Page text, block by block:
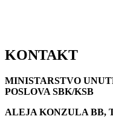
KONTAKT
MINISTARSTVO
POSLOVA SBK/KSB
ALEJA KONZULA BB,